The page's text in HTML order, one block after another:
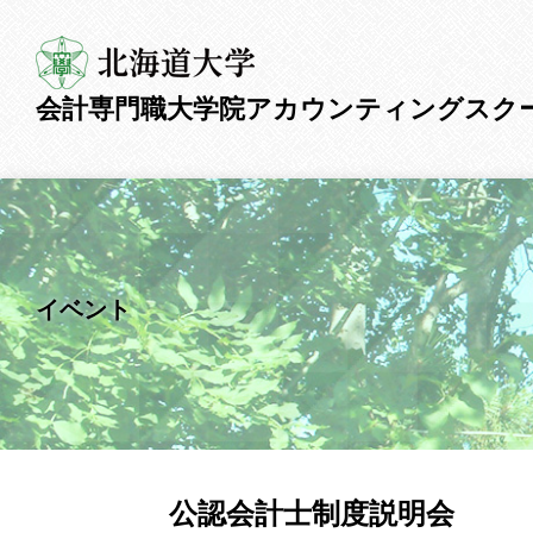
会計専門職大学院アカウンティングスク
イベント
公認会計士制度説明会